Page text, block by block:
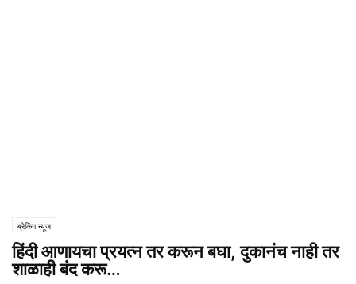
ब्रेकिंग न्यूज
हिंदी आणायचा प्रयत्न तर करून बघा, दुकानंच नाही तर
शाळाही बंद करू…